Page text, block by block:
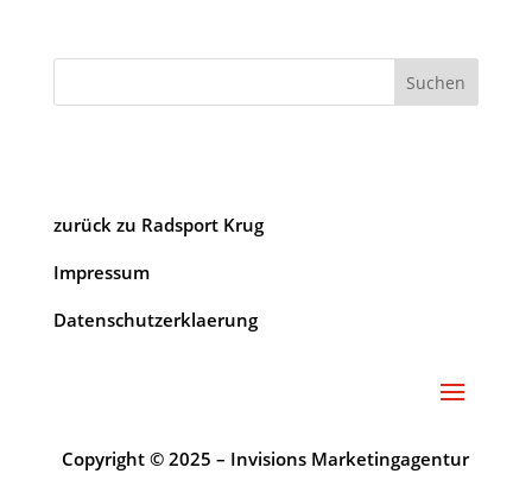
Suchen
zurück zu Radsport Krug
Impressum
Datenschutzerklaerung
Copyright © 2025 – Invisions Marketingagentur